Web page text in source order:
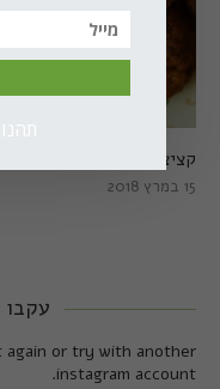
קציצות כרישה מושלמות
15 במרץ 2018
עקבו
again or try with another
instagram account.